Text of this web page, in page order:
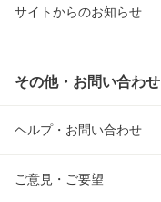
サイトからのお知らせ
その他・お問い合わせ
ヘルプ・お問い合わせ
ご意見・ご要望